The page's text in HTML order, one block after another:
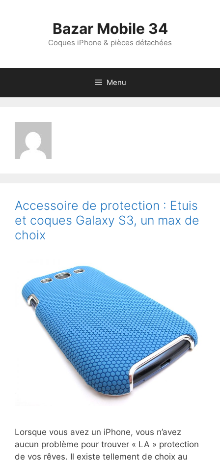
Bazar Mobile 34
Coques iPhone & pièces détachées
Menu
Accessoire de protection : Etuis
et coques Galaxy S3, un max de
choix
Lorsque vous avez un iPhone, vous n’avez
aucun problème pour trouver « LA » protection
de vos rêves. Il existe tellement de choix au